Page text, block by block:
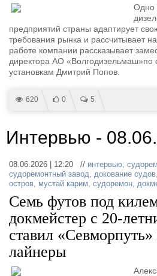
Новости
Репутация
Работа
Крюинг
Реклама
Продажа
Изделия
Услуги
Конференции
Выставки и семинары
Личности
Словарь
Одно
предприятий страны адаптирует
требования рынка и рассчитывает
работе компании рассказывает
директора АО «Волгодизельмаш»по
установкам Дмитрий Попов.
620 0 5
Интервью -
08.06.2026 | 12:20 // интервью,
судоремонтный завод, докование судов,
остров, мустай карим, судоремон,
Семь футов под
докмейстер с 20-
ставил
лайнеры